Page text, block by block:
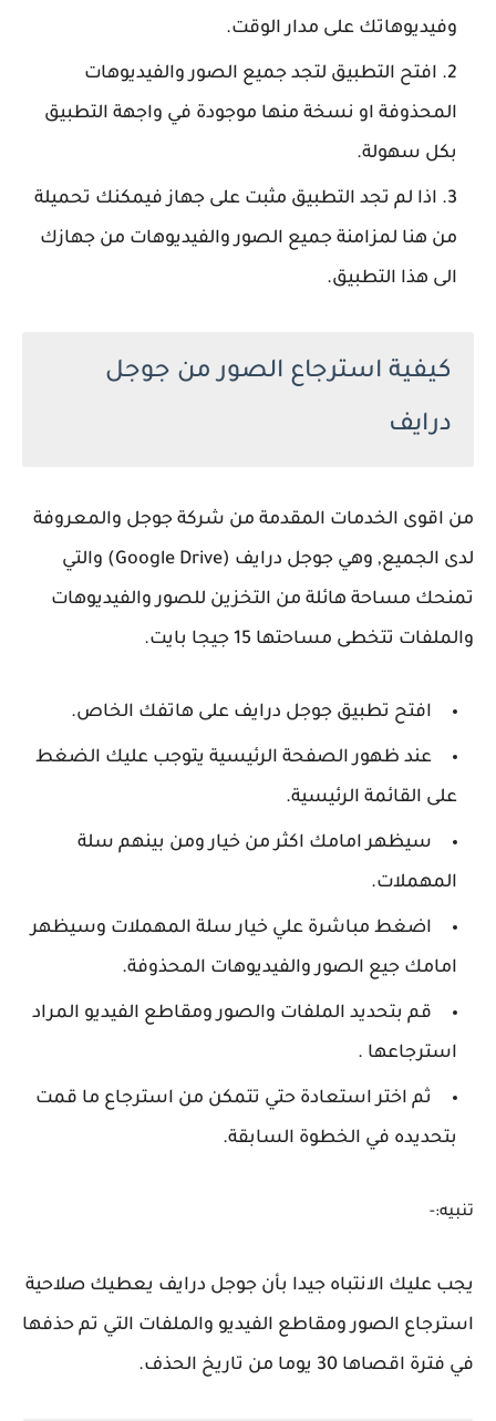
وفيديوهاتك على مدار الوقت.
افتح التطبيق لتجد جميع الصور والفيديوهات
المحذوفة او نسخة منها موجودة في واجهة التطبيق
بكل سهولة.
اذا لم تجد التطبيق مثبت على جهاز فيمكنك تحميلة
من هنا لمزامنة جميع الصور والفيديوهات من جهازك
الى هذا التطبيق.
كيفية استرجاع الصور من جوجل
درايف
من اقوى الخدمات المقدمة من شركة جوجل والمعروفة
لدى الجميع, وهي جوجل درايف (Google Drive) والتي
تمنحك مساحة هائلة من التخزين للصور والفيديوهات
والملفات تتخطى مساحتها 15 جيجا بايت.
افتح تطبيق جوجل درايف على هاتفك الخاص.
عند ظهور الصفحة الرئيسية يتوجب عليك الضغط
على القائمة الرئيسية.
سيظهر امامك اكثر من خيار ومن بينهم سلة
المهملات.
اضغط مباشرة علي خيار سلة المهملات وسيظهر
امامك جيع الصور والفيديوهات المحذوفة.
قم بتحديد الملفات والصور ومقاطع الفيديو المراد
استرجاعها .
ثم اختر استعادة حتي تتمكن من استرجاع ما قمت
بتحديده في الخطوة السابقة.
تنبيه:-
يجب عليك الانتباه جيدا بأن جوجل درايف يعطيك صلاحية
استرجاع الصور ومقاطع الفيديو والملفات التي تم حذفها
في فترة اقصاها 30 يوما من تاريخ الحذف.